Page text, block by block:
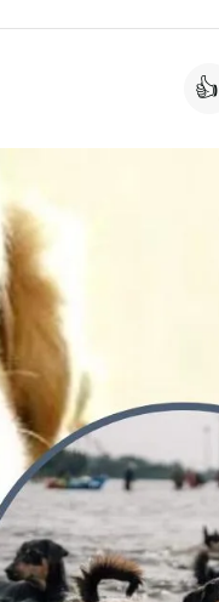
👍